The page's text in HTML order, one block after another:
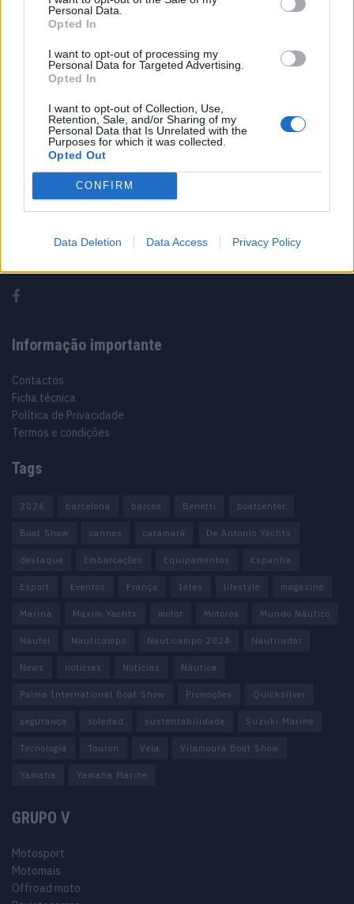
Personal Data.
Opted In
I want to opt-out of processing my
Personal Data for Targeted Advertising.
Opted In
I want to opt-out of Collection, Use,
Retention, Sale, and/or Sharing of my
Personal Data that Is Unrelated with the
Purposes for which it was collected.
Opted Out
CONFIRM
Data Deletion Data Access Privacy Policy
portuguesas
CatanaGroup lança primeiro modelo Inboard
Yot e é Made in Portugal
3 DE JUNHO, 2025
Informação importante
Contactos
Ficha técnica
Política de Privacidade
Termos e condições
Tags
2026 barcelona barcos Benetti boatcenter
Boat Show cannes catamarã De Antonio Yachts
destaque Embarcações Equipamentos Espanha
Esport Eventos França Iates lifestyle magazine
Marina Maxim Yachts motor Motores Mundo Náutico
Nautel Nauticampo Nauticampo 2024 Nautiradar
News noticias Notícias Náutica
Palma International Boat Show Promoções Quicksilver
segurança soledad sustentabilidade Suzuki Marine
Tecnologia Touron Vela Vilamoura Boat Show
Yamaha Yamaha Marine
GRUPO V
Motosport
Motomais
Offroad moto